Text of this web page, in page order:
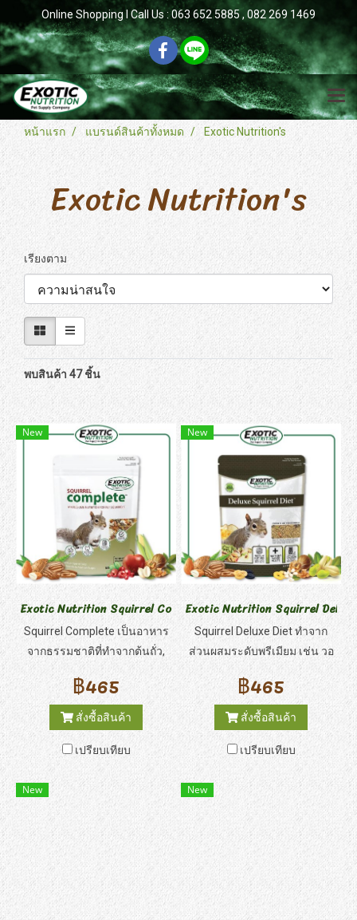
Online Shopping l Call Us : 063 652 5885 , 082 269 1469
หน้าแรก แบรนด์สินค้าทั้งหมด Exotic Nutrition's
Exotic Nutrition's
เรียงตาม
พบสินค้า 47 ชิ้น
New
Exotic Nutrition Squirrel Complete
Squirrel Complete เป็นอาหาร
จากธรรมชาติที่ทำจากต้นถั่ว,
เพื่อเพิ่มคุณค่าทางโภชนาการ
และสุขภาพฟัน ให้คุณค่าทาง
โภชนาการที่สมบูรณ์แก่สัตว์
เลี้ยงของคุณด้วยรสชาติที่
฿465
สั่งซื้อสินค้า
เปรียบเทียบ
New
Exotic Nutrition Squirrel
Squirrel Deluxe Diet ทำจาก
ส่วนผสมระดับพรีเมียม เช่น วอ
ลนัท ถั่วพิสตาชิโอ พีแคน อัล
มอนด์ เมล็ดฟักทอง ผลไม้แห้ง
ผัก และเสริมด้วยเม็ดโปรตีนสูง
฿465
สั่งซื้อสินค้า
เปรียบเทียบ
New New